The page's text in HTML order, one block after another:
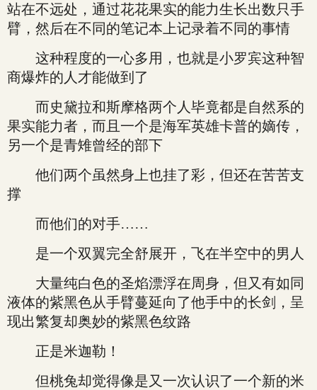
站在不远处，通过花花果实的能力生长出数只手
臂，然后在不同的笔记本上记录着不同的事情
这种程度的一心多用，也就是小罗宾这种智
商爆炸的人才能做到了
而史黛拉和斯摩格两个人毕竟都是自然系的
果实能力者，而且一个是海军英雄卡普的嫡传，
另一个是青雉曾经的部下
他们两个虽然身上也挂了彩，但还在苦苦支
撑
而他们的对手……
是一个双翼完全舒展开，飞在半空中的男人
大量纯白色的圣焰漂浮在周身，但又有如同
液体的紫黑色从手臂蔓延向了他手中的长剑，呈
现出繁复却奥妙的紫黑色纹路
正是米迦勒！
但桃兔却觉得像是又一次认识了一个新的米